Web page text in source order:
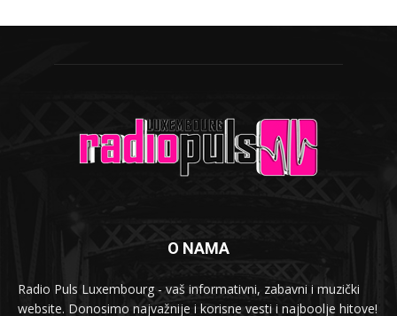
O NAMA
Radio Puls Luxembourg - vaš informativni, zabavni i muzički
website. Donosimo najvažnije i korisne vesti i najboolje hitove!